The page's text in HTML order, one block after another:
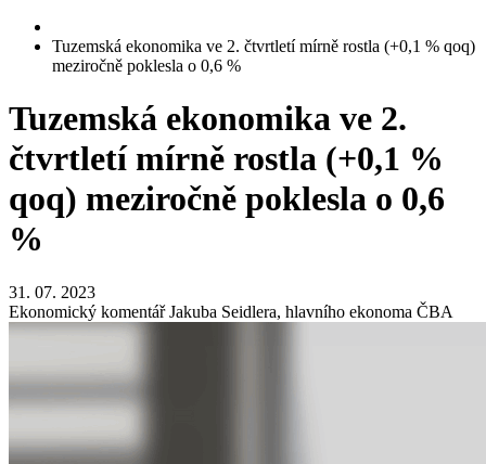
Tuzemská ekonomika ve 2. čtvrtletí mírně rostla (+0,1 % qoq)
meziročně poklesla o 0,6 %
Tuzemská ekonomika ve 2.
čtvrtletí mírně rostla (+0,1 %
qoq) meziročně poklesla o 0,6
%
31. 07. 2023
Ekonomický komentář Jakuba Seidlera, hlavního ekonoma ČBA